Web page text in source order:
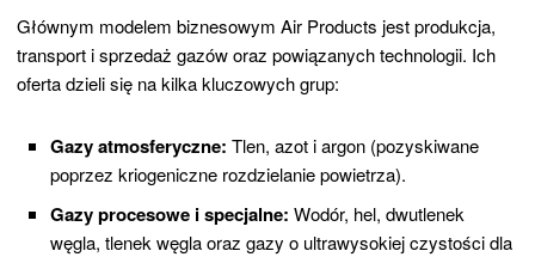
Głównym modelem biznesowym Air Products jest produkcja,
transport i sprzedaż gazów oraz powiązanych technologii. Ich
oferta dzieli się na kilka kluczowych grup:
Gazy atmosferyczne: Tlen, azot i argon (pozyskiwane
poprzez kriogeniczne rozdzielanie powietrza).
Gazy procesowe i specjalne: Wodór, hel, dwutlenek
węgla, tlenek węgla oraz gazy o ultrawysokiej czystości dla